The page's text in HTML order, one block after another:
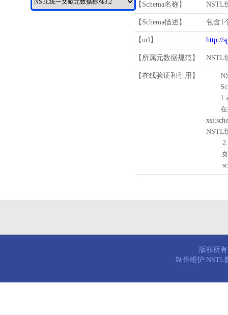
【Schema名称】 NSTL
【Schema描述】 包含1
【url】 http://
【所属元数据规范】 NSTL
【在线验证和引用】
1.
在待
NSTL
2.
如需
版权所
制作维护:NSTL